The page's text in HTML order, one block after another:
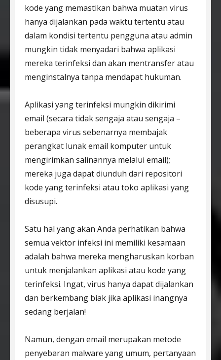
kode yang memastikan bahwa muatan virus
hanya dijalankan pada waktu tertentu atau
dalam kondisi tertentu pengguna atau admin
mungkin tidak menyadari bahwa aplikasi
mereka terinfeksi dan akan mentransfer atau
menginstalnya tanpa mendapat hukuman.
Aplikasi yang terinfeksi mungkin dikirimi
email (secara tidak sengaja atau sengaja –
beberapa virus sebenarnya membajak
perangkat lunak email komputer untuk
mengirimkan salinannya melalui email);
mereka juga dapat diunduh dari repositori
kode yang terinfeksi atau toko aplikasi yang
disusupi.
Satu hal yang akan Anda perhatikan bahwa
semua vektor infeksi ini memiliki kesamaan
adalah bahwa mereka mengharuskan korban
untuk menjalankan aplikasi atau kode yang
terinfeksi. Ingat, virus hanya dapat dijalankan
dan berkembang biak jika aplikasi inangnya
sedang berjalan!
Namun, dengan email merupakan metode
penyebaran malware yang umum, pertanyaan